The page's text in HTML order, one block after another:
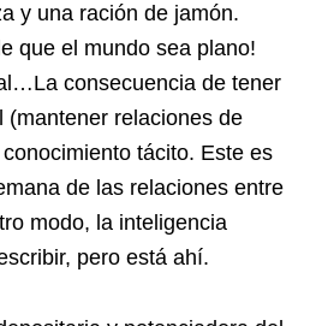
y una ración de jamón.
que el mundo sea plano!
consecuencia de tener
(mantener relaciones de
tácito. Este es
de las relaciones entre
modo, la inteligencia
pero está ahí.